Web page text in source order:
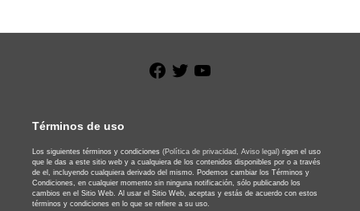
Facebook
Twitter
Términos de uso
Los siguientes términos y condiciones (Política de privacidad, Aviso legal) rigen el uso
que le das a este sitio web y a cualquiera de los contenidos disponibles por o a través
de el, incluyendo cualquiera derivado del mismo. Podemos cambiar los Términos y
Condiciones, en cualquier momento sin ninguna notificación, sólo publicando los
cambios en el Sitio Web. Al usar el Sitio Web, aceptas y estás de acuerdo con estos
términos y condiciones en lo que se refiere a su uso.